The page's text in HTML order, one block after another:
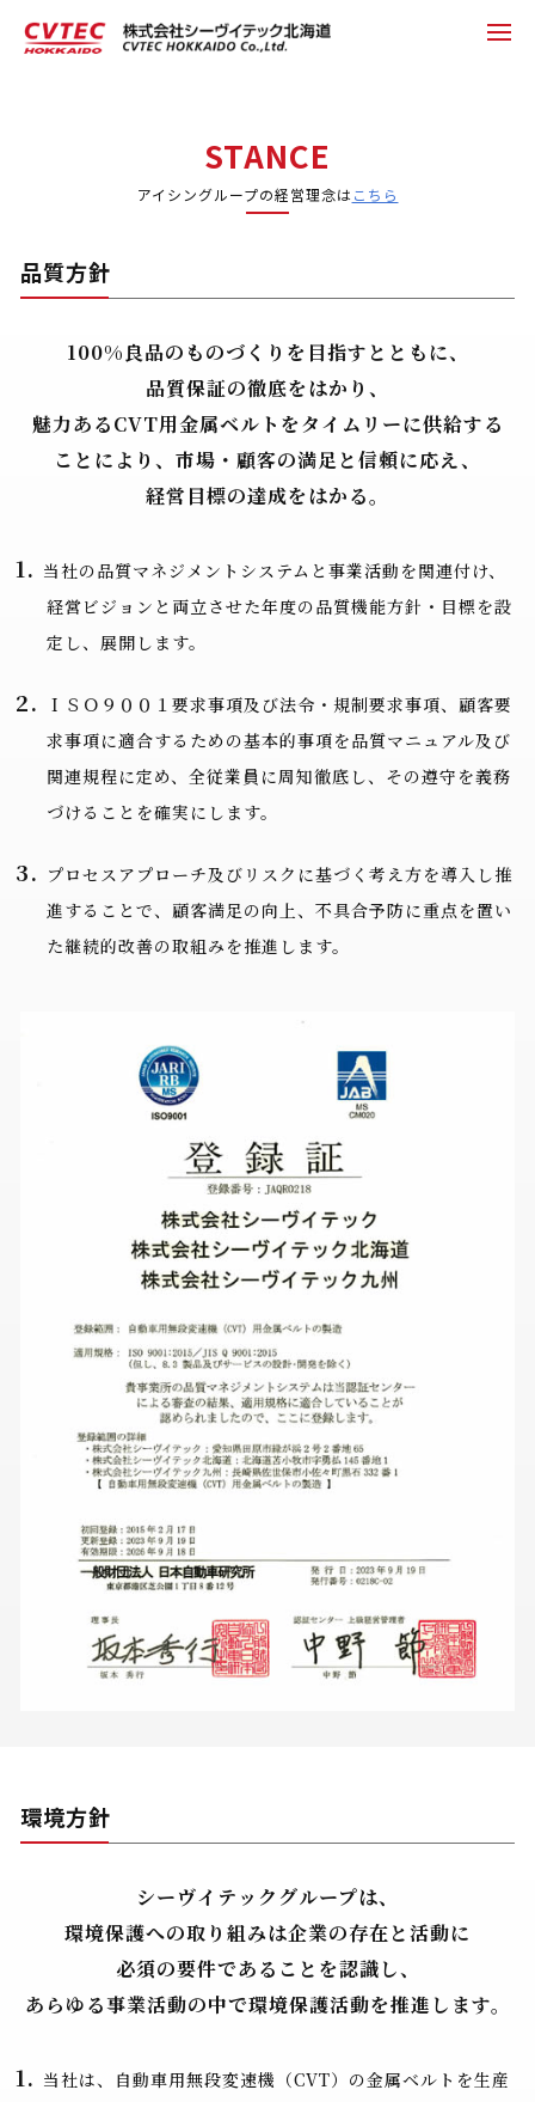
STANCE
アイシングループの経営理念はこちら
品質方針
100%良品のものづくりを目指すとともに、
品質保証の徹底をはかり、
魅力あるCVT用金属ベルトをタイムリーに供給する
ことにより、市場・顧客の満足と信頼に応え、
経営目標の達成をはかる。
当社の品質マネジメントシステムと事業活動を関連付け、
経営ビジョンと両立させた年度の品質機能方針・目標を設
定し、展開します。
ＩＳＯ９００１要求事項及び法令・規制要求事項、顧客要
求事項に適合するための基本的事項を品質マニュアル及び
関連規程に定め、全従業員に周知徹底し、その遵守を義務
づけることを確実にします。
プロセスアプローチ及びリスクに基づく考え方を導入し推
進することで、顧客満足の向上、不具合予防に重点を置い
た継続的改善の取組みを推進します。
環境方針
シーヴイテックグループは、
環境保護への取り組みは企業の存在と活動に
必須の要件であることを認識し、
あらゆる事業活動の中で環境保護活動を推進します。
当社は、自動車用無段変速機（CVT）の金属ベルトを生産